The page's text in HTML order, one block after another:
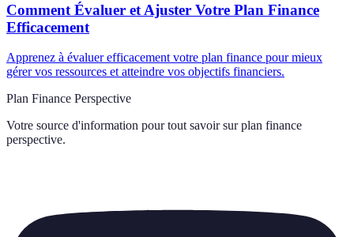
Comment Évaluer et Ajuster Votre Plan Finance
Efficacement
Apprenez à évaluer efficacement votre plan finance pour mieux
gérer vos ressources et atteindre vos objectifs financiers.
Plan Finance Perspective
Votre source d'information pour tout savoir sur plan finance
perspective.